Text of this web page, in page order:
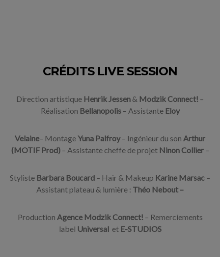
CRÉDITS LIVE SESSION
Direction artistique Henrik Jessen & Modzik Connect! –
Réalisation Bellanopolis – Assistante Eloy
Velaine– MontageYuna Palfroy– Ingénieur du son Arthur
(MOTIF Prod) – Assistante cheffe de projet Ninon Collier–
Styliste Barbara Boucard – Hair & Makeup Karine Marsac –
Assistant plateau & lumière : Théo Nebout –
Production Agence Modzik Connect! – Remerciements
label Universal et E-STUDIOS